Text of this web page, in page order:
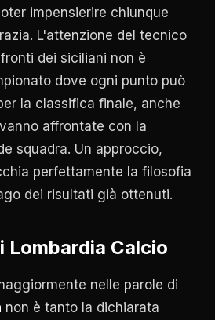
impensierire chiunque
L'attenzione del tecnico
dei siciliani non è
dove ogni punto può
la classifica finale, anche
affrontate con la
squadra. Un approccio,
perfettamente la filosofia
dei risultati già ottenuti.
Lombardia Calcio
nelle parole di
non è tanto la dichiarata